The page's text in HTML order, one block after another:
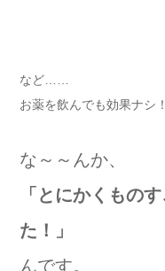
など……
お薬を飲んでも効果ナシ
な～～んか、
「とにかくもの
た！」
んです。